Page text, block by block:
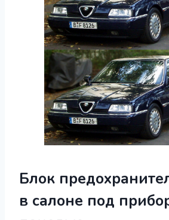
Блок
в салоне под